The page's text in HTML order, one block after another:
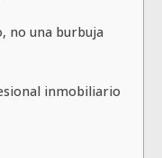
no una burbuja
inmobiliario